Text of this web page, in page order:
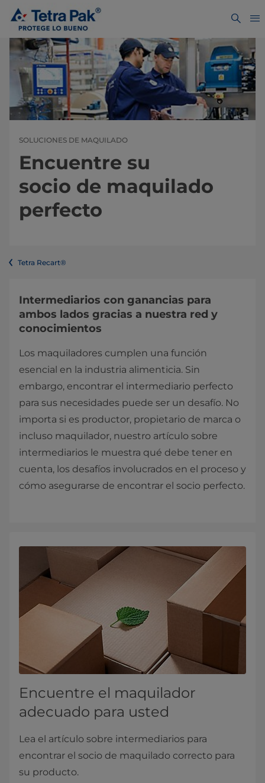
SOLUCIONES DE MAQUILADO
Encuentre su
socio de maquilado
perfecto
Tetra Recart®
Intermediarios con ganancias para
ambos lados gracias a nuestra red y
conocimientos
Los maquiladores cumplen una función
esencial en la industria alimenticia. Sin
embargo, encontrar el intermediario perfecto
para sus necesidades puede ser un desafío. No
importa si es productor, propietario de marca o
incluso maquilador, nuestro artículo sobre
intermediarios le muestra qué debe tener en
cuenta, los desafíos involucrados en el proceso y
cómo asegurarse de encontrar el socio perfecto.
Encuentre el maquilador
adecuado para usted
Lea el artículo sobre intermediarios para
encontrar el socio de maquilado correcto para
su producto.